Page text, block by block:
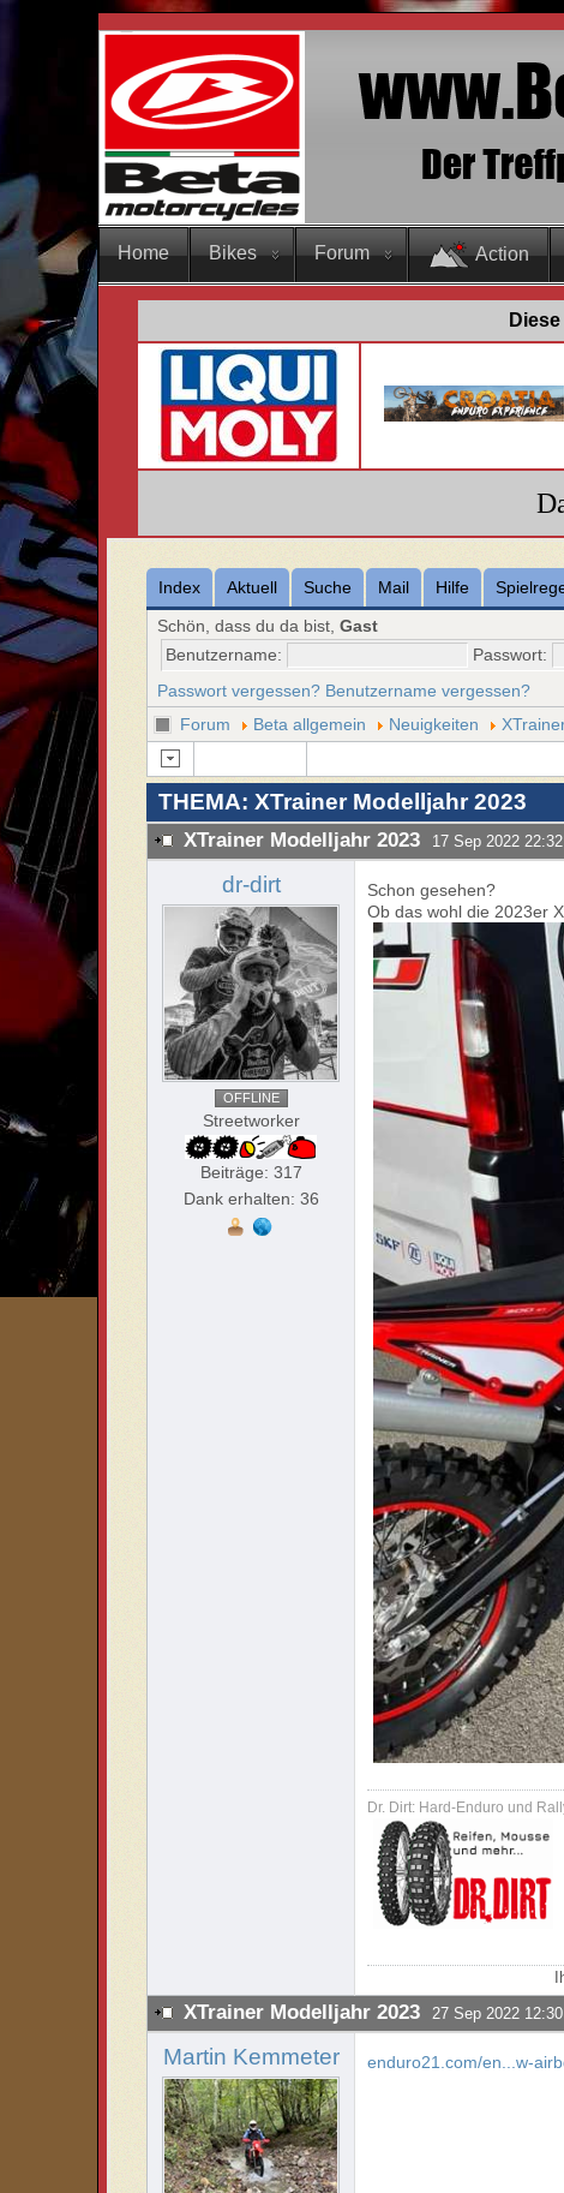
Home Bikes Forum Action
Index Aktuell Suche Mail Hilfe
Schön, dass du da bist,Gast
Benutzername:
Passwort:
Passwort vergessen? Benutzername vergessen?
Forum
Beta allgemein Neuigkeiten
THEMA: XTrainer Modelljahr 2023
XTrainer Modelljahr 2023 17 Sep 2022 22:32
dr-dirt
OFFLINE
Streetworker
Beiträge: 317
Dank erhalten: 36
Schon gesehen?
Ob das wohl die 2023er
Dr. Dirt: Hard-Enduro und
XTrainer Modelljahr 2023 27 Sep 2022 12:30
Martin Kemmeter enduro21.com/en...w-